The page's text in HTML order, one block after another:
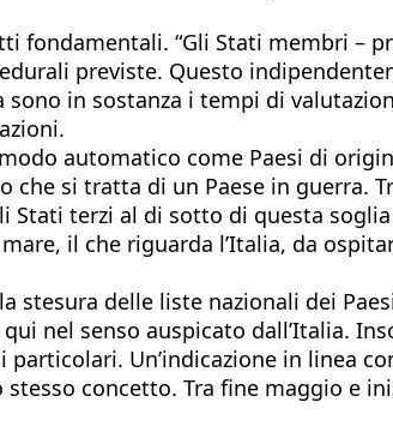
“Gli Stati membri –
previste. Questo
in sostanza i tempi di
automatico come Paesi di
che si tratta di un Paese in
terzi al di sotto di questa
il che riguarda l’Italia, da
delle liste nazionali dei
nel senso auspicato dall’Italia.
Un’indicazione in linea
concetto. Tra fine maggio e